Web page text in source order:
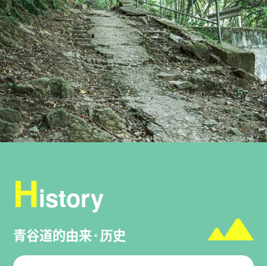
History
青谷道的由来·历史